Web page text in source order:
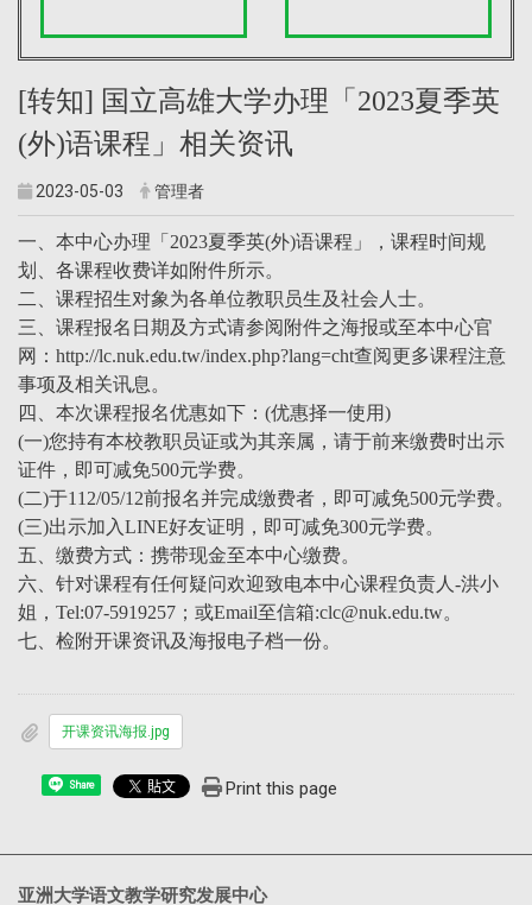
[转知] 国立高雄大学办理「2023夏季英
(外)语课程」相关资讯
2023-05-03 管理者
一、本中心办理「2023夏季英(外)语课程」，课程时间规
划、各课程收费详如附件所示。
二、课程招生对象为各单位教职员生及社会人士。
三、课程报名日期及方式请参阅附件之海报或至本中心官
网：http://lc.nuk.edu.tw/index.php?lang=cht查阅更多课程注意
事项及相关讯息。
四、本次课程报名优惠如下：(优惠择一使用)
(一)您持有本校教职员证或为其亲属，请于前来缴费时出示
证件，即可减免500元学费。
(二)于112/05/12前报名并完成缴费者，即可减免500元学费。
(三)出示加入LINE好友证明，即可减免300元学费。
五、缴费方式：携带现金至本中心缴费。
六、针对课程有任何疑问欢迎致电本中心课程负责人-洪小
姐，Tel:07-5919257；或Email至信箱:clc@nuk.edu.tw。
七、检附开课资讯及海报电子档一份。
开课资讯海报.jpg
Share Print this page
亚洲大学语文教学研究发展中心